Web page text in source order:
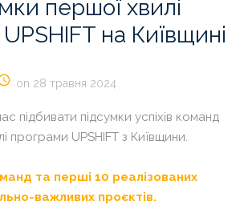
першої хвилі
UPSHIFT на Київщині
on 28 травня 2024
підбивати підсумки успіхів команд
програми UPSHIFT з Київщини.
та перші 10 реалізованих
важливих проєктів.